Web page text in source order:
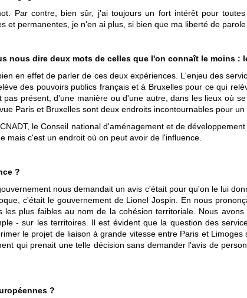
Par contre, bien sûr, j'ai toujours un fort intérêt pour
et permanentes, je n'en ai plus, si bien que ma liberté de
nous dire deux mots de celles que l'on connaît le moins :
en effet de parler de ces deux expériences. L'enjeu des
des pouvoirs publics français et à Bruxelles pour ce qui
présent, d'une manière ou d'une autre, dans les lieux où
Paris et Bruxelles sont deux endroits incontournables pour un
le Conseil national d'aménagement et de
mais c'est un endroit où on peut avoir de l'influence.
?
nous demandait un avis c'était pour qu'on le lui
c'était le gouvernement de Lionel Jospin. En nous
plus faibles au nom de la cohésion territoriale. Nous
- sur les territoires. Il est évident que la question des
le projet de liaison à grande vitesse entre Paris et
qui prenait une telle décision sans demander l'avis de
?